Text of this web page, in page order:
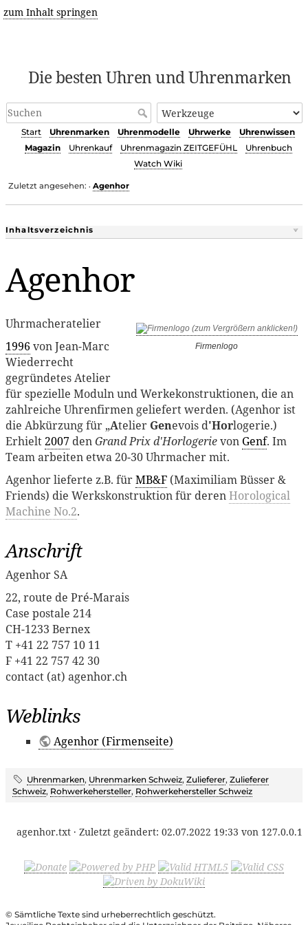
zum Inhalt springen
Die besten Uhren und Uhrenmarken
Start Uhrenmarken Uhrenmodelle Uhrwerke
Uhrenwissen
Magazin
Uhrenkauf Uhrenmagazin ZEITGEFÜHL
Uhrenbuch
Watch Wiki
Zuletzt angesehen: • Agenhor
Inhaltsverzeichnis
Agenhor
Firmenlogo
Uhrmacheratelier
1996 von Jean-Marc
Wiederrecht
gegründetes Atelier
für spezielle Moduln und Werkekonstruktionen, die an
zahlreiche Uhrenfirmen geliefert werden. (Agenhor ist
die Abkürzung für „Atelier Genevois d'Horlogerie.)
Erhielt2007 denGrand Prix d'Horlogerievon Genf. Im
Team arbeiten etwa 20-30 Uhrmacher mit.
Agenhor lieferte z.B. fürMB&F (Maximiliam Büsser &
Friends) die Werkskonstruktion für derenHorological
Machine No.2.
Anschrift
Agenhor SA
22, route de Pré-Marais
Case postale 214
CH-1233 Bernex
T +41 22 757 10 11
F +41 22 757 42 30
contact (at) agenhor.ch
Weblinks
Agenhor (Firmenseite)
Uhrenmarken, Uhrenmarken Schweiz, Zulieferer, Zulieferer
Schweiz, Rohwerkehersteller, Rohwerkehersteller Schweiz
agenhor.txt · Zuletzt geändert: 02.07.2022 19:33 von 127.0.0.1
© Sämtliche Texte sind urheberrechtlich geschützt.